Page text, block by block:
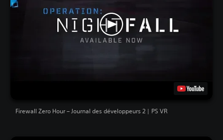
Firewall Zero Hour – Journal des développeurs 2 | PS VR